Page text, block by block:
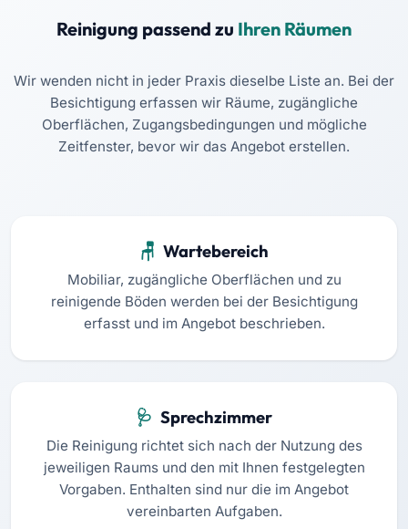
Reinigung passend zu Ihren Räumen
Wir wenden nicht in jeder Praxis dieselbe Liste an. Bei der
Besichtigung erfassen wir Räume, zugängliche
Oberflächen, Zugangsbedingungen und mögliche
Zeitfenster, bevor wir das Angebot erstellen.
Wartebereich
Mobiliar, zugängliche Oberflächen und zu
reinigende Böden werden bei der Besichtigung
erfasst und im Angebot beschrieben.
Sprechzimmer
Die Reinigung richtet sich nach der Nutzung des
jeweiligen Raums und den mit Ihnen festgelegten
Vorgaben. Enthalten sind nur die im Angebot
vereinbarten Aufgaben.